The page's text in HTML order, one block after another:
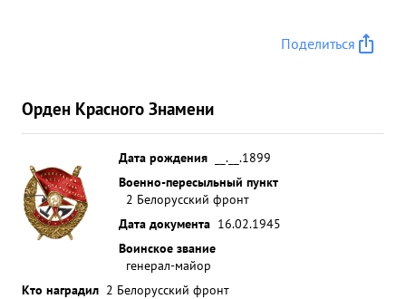
Поделиться
Орден Красного Знамени
Дата рождения
__.__.1899
Военно-пересыльный пункт
2 Белорусский фронт
Дата документа 16.02.1945
Воинское звание
генерал-майор
Кто наградил 2 Белорусский фронт